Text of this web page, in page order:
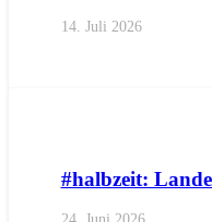
14. Juli 2026
#halbzeit:
24. Juni 2026